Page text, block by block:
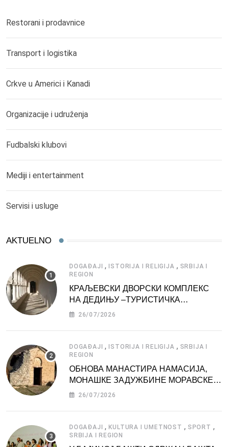
Restorani i prodavnice
Transport i logistika
Crkve u Americi i Kanadi
Organizacije i udruženja
Fudbalski klubovi
Mediji i entertainment
Servisi i usluge
AKTUELNO
DOGAĐAJI , ISTORIJA I RELIGIJA , SRBIJA I
REGION
КРАЉЕВСКИ ДВОРСКИ КОМПЛЕКС
НА ДЕДИЊУ –ТУРИСТИЧКА
АТРАКЦИЈА
26/07/2026
DOGAĐAJI , ISTORIJA I RELIGIJA , SRBIJA I
REGION
ОБНОВА МАНАСТИРА НАМАСИЈА,
МОНАШКЕ ЗАДУЖБИНЕ МОРАВСКЕ
СРБИЈЕ
26/07/2026
DOGAĐAJI ,KULTURA I UMETNOST , SPORT ,
SRBIJA I REGION